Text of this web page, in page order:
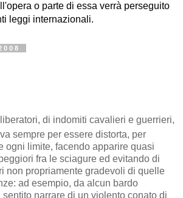
o parte di essa verrà perseguito
leggi internazionali.
di indomiti cavalieri e guerrieri,
sempre per essere distorta, per
ogni limite, facendo apparire quasi
fra le sciagure ed evitando di
non propriamente gradevoli di quelle
ad esempio, da alcun bardo
sentito narrare di un violento conato di